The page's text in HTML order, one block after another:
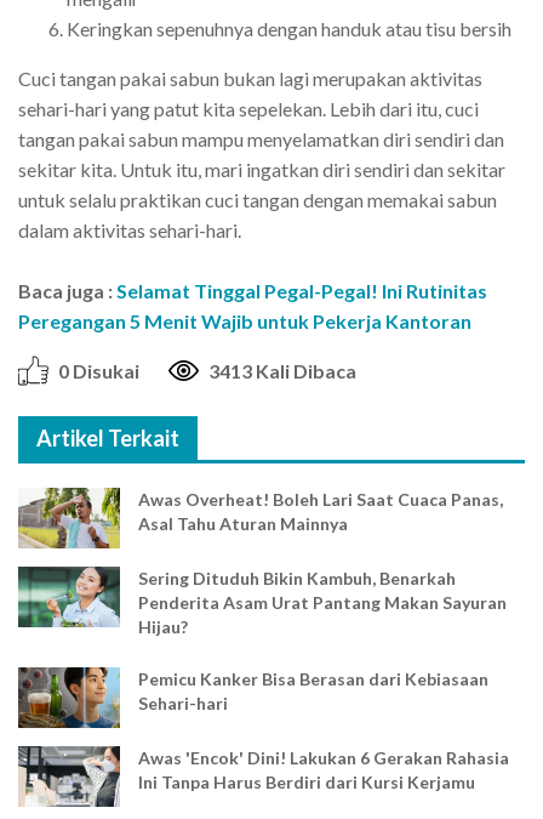
Keringkan sepenuhnya dengan handuk atau tisu bersih
Cuci tangan pakai sabun bukan lagi merupakan aktivitas
sehari-hari yang patut kita sepelekan. Lebih dari itu, cuci
tangan pakai sabun mampu menyelamatkan diri sendiri dan
sekitar kita. Untuk itu, mari ingatkan diri sendiri dan sekitar
untuk selalu praktikan cuci tangan dengan memakai sabun
dalam aktivitas sehari-hari.
Baca juga :Selamat Tinggal Pegal-Pegal! Ini Rutinitas
Peregangan 5 Menit Wajib untuk Pekerja Kantoran
0 Disukai 3413 Kali Dibaca
Artikel Terkait
Awas Overheat! Boleh Lari Saat Cuaca Panas,
Asal Tahu Aturan Mainnya
Sering Dituduh Bikin Kambuh, Benarkah
Penderita Asam Urat Pantang Makan Sayuran
Hijau?
Pemicu Kanker Bisa Berasan dari Kebiasaan
Sehari-hari
Awas 'Encok' Dini! Lakukan 6 Gerakan Rahasia
Ini Tanpa Harus Berdiri dari Kursi Kerjamu